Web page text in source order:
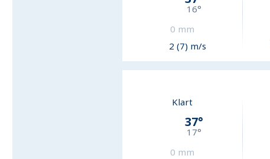
16°
0 mm
2 (7) m/s
Klart
37°
17°
0 mm